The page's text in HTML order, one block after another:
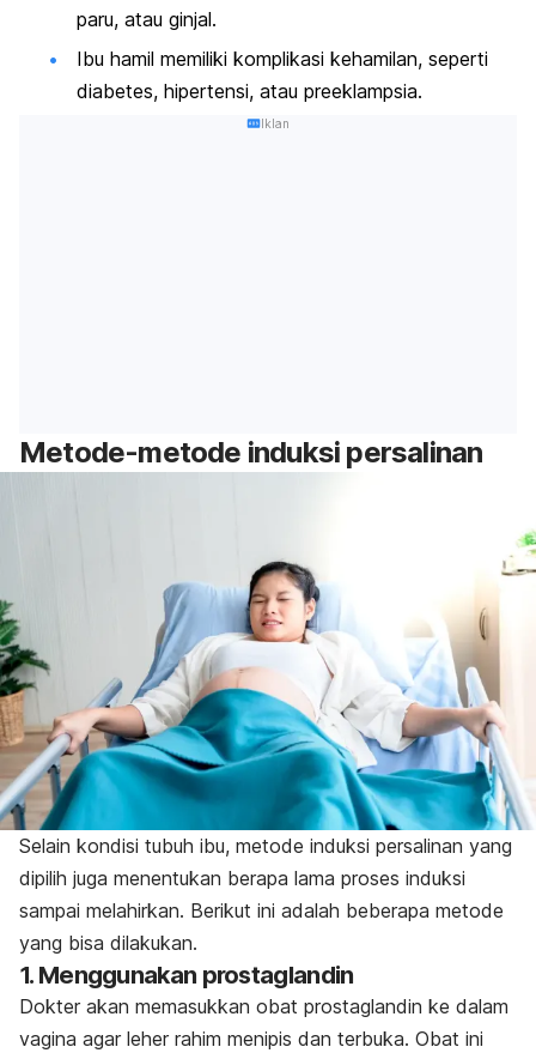
paru, atau ginjal.
Ibu hamil memiliki komplikasi kehamilan, seperti
diabetes, hipertensi, atau preeklampsia.
Iklan
Metode-metode induksi persalinan
Selain kondisi tubuh ibu, metode induksi persalinan yang
dipilih juga menentukan berapa lama proses induksi
sampai melahirkan. Berikut ini adalah beberapa metode
yang bisa dilakukan.
1. Menggunakan prostaglandin
Dokter akan memasukkan obat prostaglandin ke dalam
vagina agar leher rahim menipis dan terbuka. Obat ini